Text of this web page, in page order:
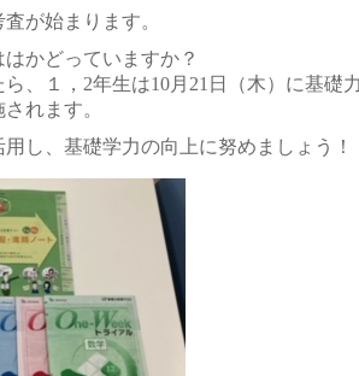
が始まります。
かどっていますか？
、１，2年生は10月21日（木） に基礎
れます。
し、基礎学力の向上に努めましょう！